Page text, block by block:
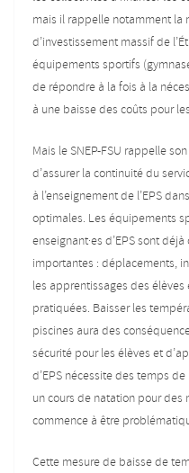
mais il rappelle notamment la
d’investissement massif de
équipements sportifs
de répondre à la fois à la
à une baisse des coûts pour
Mais le SNEP-FSU rappelle
d’assurer la continuité du
à l’enseignement de l’EPS
optimales. Les équipements
enseignant·es d’EPS sont
importantes : déplacements,
les apprentissages des
pratiquées. Baisser les
piscines aura des
sécurité pour les élèves et
d’EPS nécessite des temps
un cours de natation pour des
commence à être
Cette mesure de baisse de